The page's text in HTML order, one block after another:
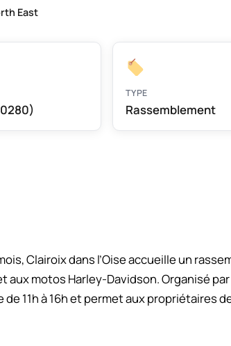
East
TYPE
Rassemblement
Clairoix dans l’Oise accueille un
aux motos Harley-Davidson. Organisé
11h à 16h et permet aux propriétaires